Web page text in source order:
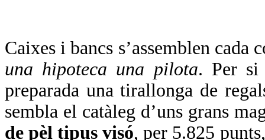
Caixes i bancs s’assemblen cada
una hipoteca una pilota. Per si
preparada una tirallonga de
sembla el catàleg d’uns grans
de pèl tipus visó, per 5.825 punts